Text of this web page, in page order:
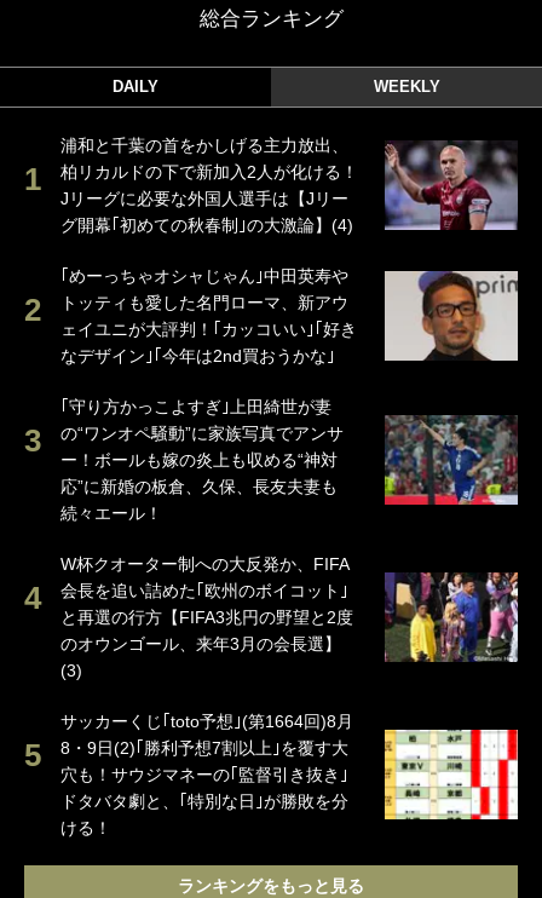
総合ランキング
DAILY WEEKLY
浦和と千葉の首をかしげる主力放出、
柏リカルドの下で新加入2人が化ける！
Jリーグに必要な外国人選手は【Jリー
グ開幕｢初めての秋春制｣の大激論】(4)
｢めーっちゃオシャじゃん｣中田英寿や
トッティも愛した名門ローマ、新アウ
ェイユニが大評判！｢カッコいい｣｢好き
なデザイン｣｢今年は2nd買おうかな｣
｢守り方かっこよすぎ｣上田綺世が妻
の“ワンオペ騒動”に家族写真でアンサ
ー！ボールも嫁の炎上も収める“神対
応”に新婚の板倉、久保、長友夫妻も
続々エール！
W杯クオーター制への大反発か、FIFA
会長を追い詰めた｢欧州のボイコット｣
と再選の行方【FIFA3兆円の野望と2度
のオウンゴール、来年3月の会長選】
(3)
サッカーくじ｢toto予想｣(第1664回)8月
8・9日(2)｢勝利予想7割以上｣を覆す大
穴も！サウジマネーの｢監督引き抜き｣
ドタバタ劇と、｢特別な日｣が勝敗を分
ける！
ランキングをもっと見る